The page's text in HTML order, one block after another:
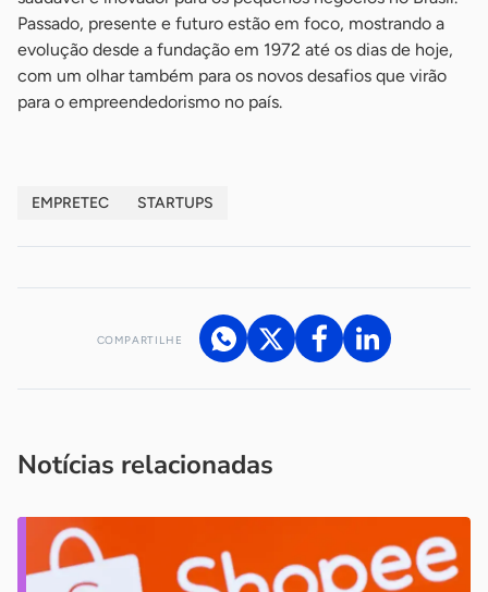
Passado, presente e futuro estão em foco, mostrando a
evolução desde a fundação em 1972 até os dias de hoje,
com um olhar também para os novos desafios que virão
para o empreendedorismo no país.
EMPRETEC STARTUPS
COMPARTILHE
Notícias relacionadas